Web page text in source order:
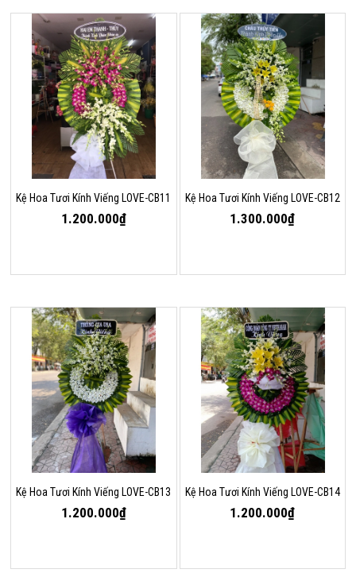
Kệ Hoa Tươi Kính Viếng LOVE-CB11
1.200.000₫
Kệ Hoa Tươi Kính Viếng LOVE-CB12
1.300.000₫
Kệ Hoa Tươi Kính Viếng LOVE-CB13
1.200.000₫
Kệ Hoa Tươi Kính Viếng LOVE-CB14
1.200.000₫